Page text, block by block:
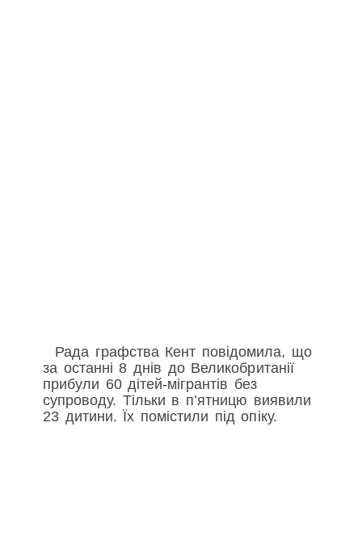
Рада графства Кент повідомила, що
за останні 8 днів до Великобританії
прибули 60 дітей-мігрантів без
супроводу. Тільки в п’ятницю виявили
23 дитини. Їх помістили під опіку.